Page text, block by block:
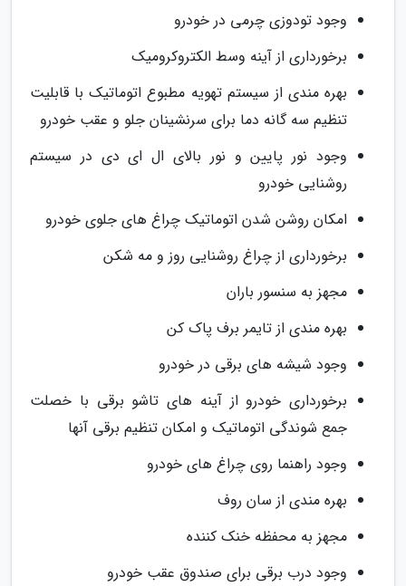
وجود تودوزی چرمی در خودرو
برخورداری از آینه وسط الکتروکرومیک
بهره مندی از سیستم تهویه مطبوع اتوماتیک با قابلیت
تنظیم سه گانه دما برای سرنشینان جلو و عقب خودرو
وجود نور پایین و نور بالای ال ای دی در سیستم
روشنایی خودرو
امکان روشن شدن اتوماتیک چراغ های جلوی خودرو
برخورداری از چراغ روشنایی روز و مه شکن
مجهز به سنسور باران
بهره مندی از تایمر برف پاک کن
وجود شیشه های برقی در خودرو
برخورداری خودرو از آینه های تاشو برقی با خصلت
جمع شوندگی اتوماتیک و امکان تنظیم برقی آنها
وجود راهنما روی چراغ های خودرو
بهره مندی از سان روف
مجهز به محفظه خنک کننده
وجود درب برقی برای صندوق عقب خودرو